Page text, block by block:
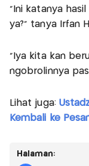
“Ini katanya
ya?” tanya Irfan
“Iya kita kan
ngobrolinnya
Lihat juga:
Kembali ke
Halaman: